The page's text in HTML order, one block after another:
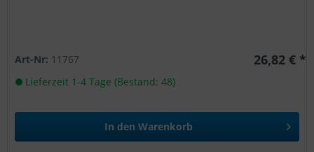
Art-Nr: 11767 26,82 € *
Lieferzeit 1-4 Tage (Bestand: 48)
In den Warenkorb